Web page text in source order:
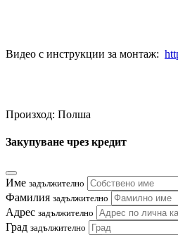
Видео с инструкции за монтаж:
Произход: Полша
Закупуване чрез кредит
Име задължително
Фамилия задължително
Адрес задължително
Град задължително